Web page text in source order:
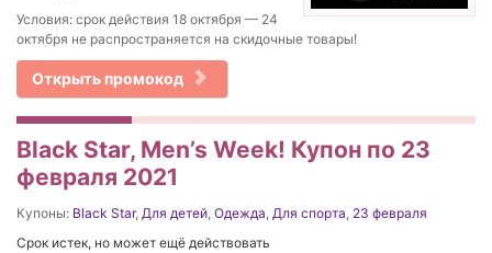
Условия: срок действия 18 октября — 24
октября не распространяется на скидочные товары!
Открыть промокод
Black Star, Men’s Week! Купон по 23
февраля 2021
Купоны: Black Star, Для детей, Одежда, Для спорта, 23 февраля
Срок истек, но может ещё действовать